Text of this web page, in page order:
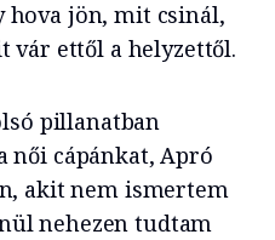
hova jön, mit csinál,
vár ettől a helyzettől.
pillanatban
női cápánkat, Apró
akit nem ismertem
nehezen tudtam